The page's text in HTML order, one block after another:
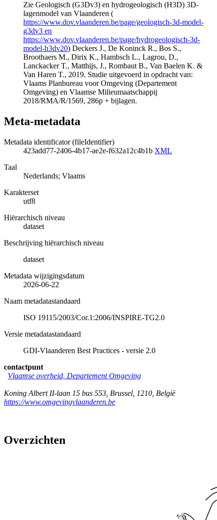
Zie Geologisch (G3Dv3) en hydrogeologisch (H3D) 3D-
lagenmodel van Vlaanderen (
https://www.dov.vlaanderen.be/page/geologisch-3d-model-
g3dv3 en
https://www.dov.vlaanderen.be/page/hydrogeologisch-3d-
model-h3dv20) Deckers J., De Koninck R., Bos S.,
Broothaers M., Dirix K., Hambsch L., Lagrou, D.,
Lanckacker T., Matthijs, J., Rombaut B., Van Baelen K. &
Van Haren T., 2019. Studie uitgevoerd in opdracht van:
Vlaams Planbureau voor Omgeving (Departement
Omgeving) en Vlaamse Milieumaatschappij
2018/RMA/R/1569, 286p + bijlagen.
Meta-metadata
Metadata identificator (fileIdentifier)
423add77-2406-4b17-ae2e-f632a12c4b1b XML
Taal
Nederlands; Vlaams
Karakterset
utf8
Hiërarchisch niveau
dataset
Beschrijving hiërarchisch niveau
dataset
Metadata wijzigingsdatum
2026-06-22
Naam metadatastandaard
ISO 19115/2003/Cor.1:2006/INSPIRE-TG2.0
Versie metadatastandaard
GDI-Vlaanderen Best Practices - versie 2.0
contactpunt
Vlaamse overheid, Departement Omgeving
Koning Albert II-laan 15 bus 553 Brussel 1210 België
https://www.omgevingvlaanderen.be
Overzichten